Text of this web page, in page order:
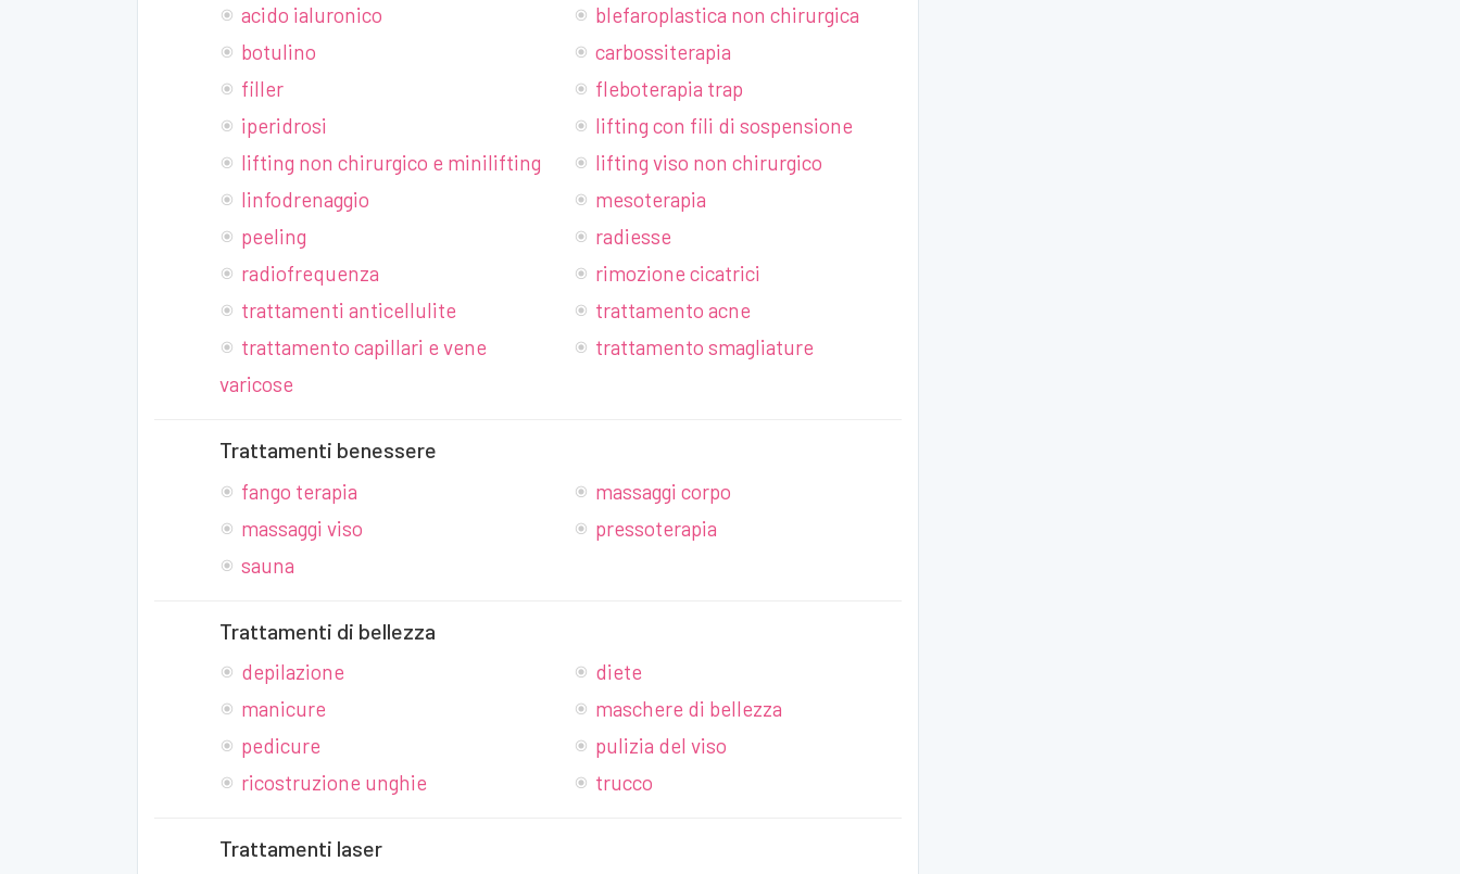
acido ialuronico
blefaroplastica non chirurgica
botulino
carbossiterapia
filler
fleboterapia trap
iperidrosi
lifting con fili di sospensione
lifting non chirurgico e minilifting
lifting viso non chirurgico
linfodrenaggio
mesoterapia
peeling
radiesse
radiofrequenza
rimozione cicatrici
trattamenti anticellulite
trattamento acne
trattamento capillari e vene
varicose
trattamento smagliature
Trattamenti benessere
fango terapia
massaggi corpo
massaggi viso
pressoterapia
sauna
Trattamenti di bellezza
depilazione
diete
manicure
maschere di bellezza
pedicure
pulizia del viso
ricostruzione unghie
trucco
Trattamenti laser